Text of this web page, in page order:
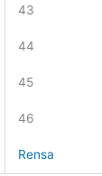
43
44
45
46
Rensa